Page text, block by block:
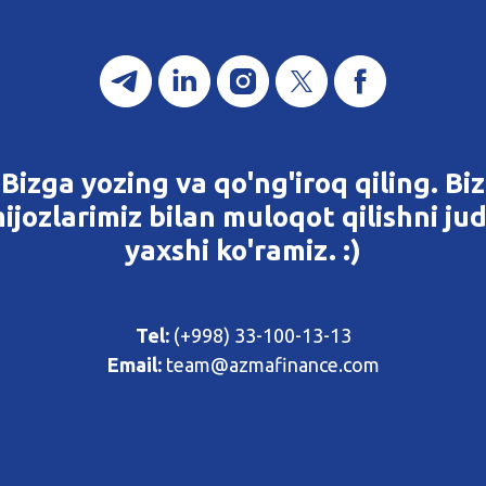
Bizga yozing va qo'ng'iroq qiling. Biz
bilan muloqot qilishni
yaxshi ko'ramiz. :)
Tel: (+998) 33-100-13-13
Email: team@azmafinance.com